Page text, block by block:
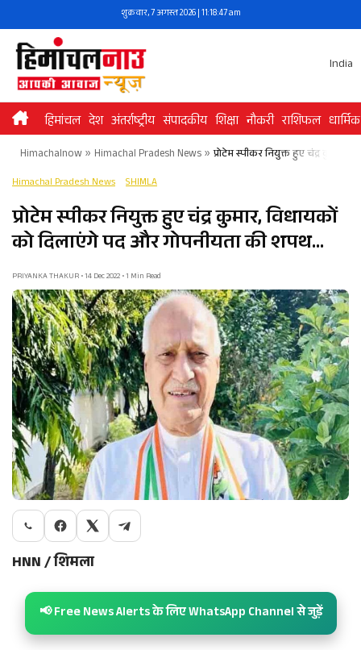
to
content
शुक्रवार, 7 अगस्त 2026 | 11:18:47 am
India
हिमांचल देश अंतर्राष्ट्रीय संपादकीय शिक्षा नौकरी राशिफल धार्मिक
Himachalnow» Himachal Pradesh News» प्रोटेम स्पीकर नियुक्त हुए चंद्र
Himachal Pradesh News SHIMLA
प्रोटेम स्पीकर नियुक्त हुए चंद्र कुमार, विधायकों
को दिलाएंगे पद और गोपनीयता की शपथ…
PRIYANKA THAKUR • 14 Dec 2022 • 1 Min Read
HNN / शिमला
📢 Free News Alerts के लिए WhatsApp Channel से जुड़ें